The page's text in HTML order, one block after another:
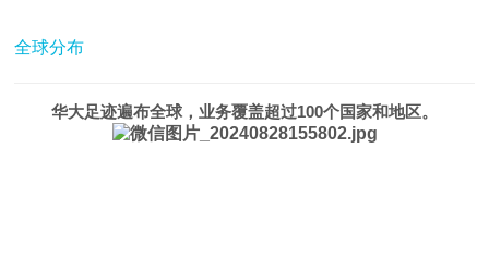
全球分布
华大足迹遍布全球，业务覆盖超过100个国家和地区。